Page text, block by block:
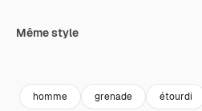
Même style
homme grenade étourdi